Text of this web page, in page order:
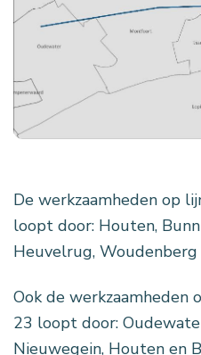
De werkzaamheden op
loopt door: Houten,
Heuvelrug, Woudenberg
Ook de werkzaamheden
23 loopt door:
Nieuwegein, Houten en